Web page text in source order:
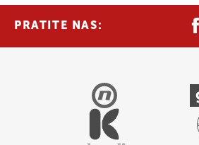
PRATITE NAS: